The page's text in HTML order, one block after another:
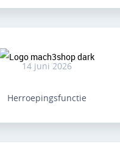
14 juni 2026
Herroepingsfunctie